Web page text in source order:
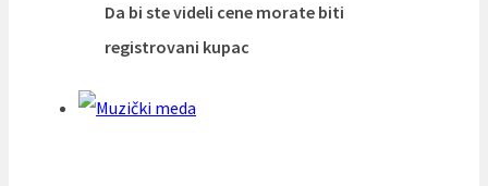
Da bi ste videli cene morate biti
registrovani kupac